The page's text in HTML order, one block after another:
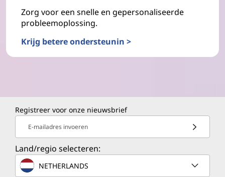
Zorg voor een snelle en gepersonaliseerde
probleemoplossing.
Krijg betere ondersteunin >
Registreer voor onze nieuwsbrief
E-mailadres invoeren
Land/regio selecteren:
NETHERLANDS